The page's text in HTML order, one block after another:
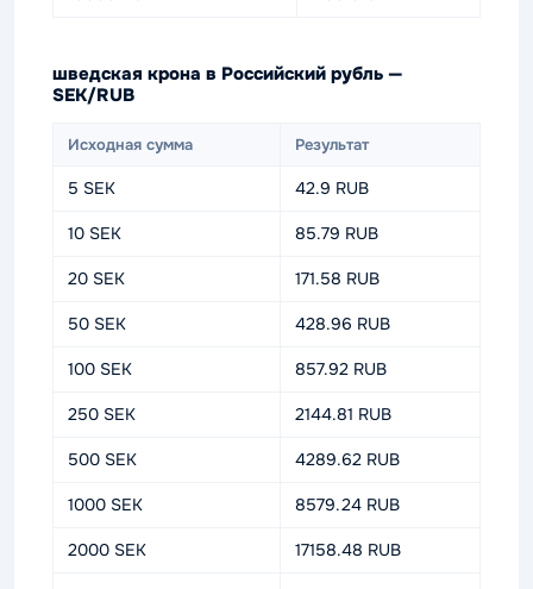
шведская крона в Российский рубль —
SEK/RUB
Исходная сумма Результат
5 SEK 42.9 RUB
10 SEK 85.79 RUB
20 SEK 171.58 RUB
50 SEK 428.96 RUB
100 SEK 857.92 RUB
250 SEK 2144.81 RUB
500 SEK 4289.62 RUB
1000 SEK 8579.24 RUB
2000 SEK 17158.48 RUB